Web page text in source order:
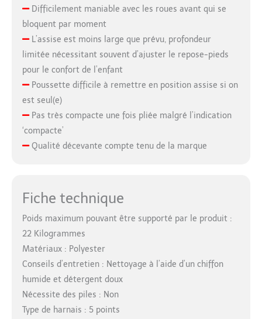
Difficilement maniable avec les roues avant qui se
bloquent par moment
L’assise est moins large que prévu, profondeur
limitée nécessitant souvent d’ajuster le repose-pieds
pour le confort de l’enfant
Poussette difficile à remettre en position assise si on
est seul(e)
Pas très compacte une fois pliée malgré l’indication
‘compacte’
Qualité décevante compte tenu de la marque
Fiche technique
Poids maximum pouvant être supporté par le produit :
22 Kilogrammes
Matériaux : Polyester
Conseils d’entretien : Nettoyage à l’aide d’un chiffon
humide et détergent doux
Nécessite des piles : Non
Type de harnais : 5 points